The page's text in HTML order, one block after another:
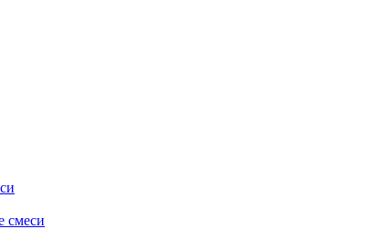
смеси